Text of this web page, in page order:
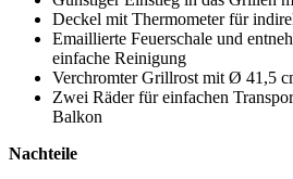
Deckel mit Thermometer für
Emaillierte Feuerschale und
einfache Reinigung
Verchromter Grillrost mit Ø 41,5
Zwei Räder für einfachen
Balkon
Nachteile